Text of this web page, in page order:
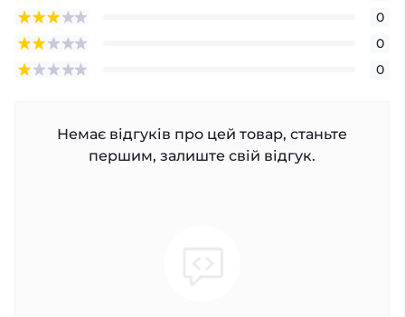
0
0
0
Немає відгуків про цей товар, станьте
першим, залиште свій відгук.